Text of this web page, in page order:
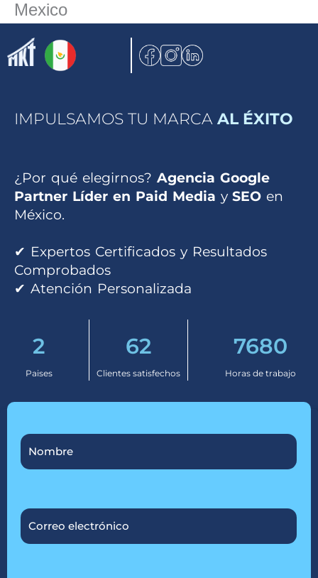
contenido
Mexico
IMPULSAMOS TU MARCA AL ÉXITO
¿Por qué elegirnos? Agencia Google
Partner Líder en Paid Media ySEO en
México.
✔ Expertos Certificados y Resultados
Comprobados
✔ Atención Personalizada
2
Paises
62
Clientes satisfechos
7680
Horas de trabajo